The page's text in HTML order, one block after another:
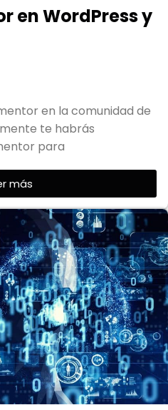
en WordPress y
en la comunidad de
te habrás
para
más